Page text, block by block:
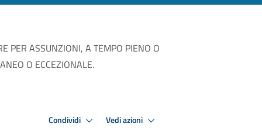
PER ASSUNZIONI, A TEMPO PIENO O
O ECCEZIONALE.
Condividi Vedi azioni